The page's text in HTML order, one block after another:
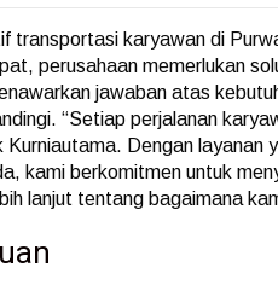
transportasi karyawan di
perusahaan memerlukan
jawaban atas
“Setiap perjalanan
Kurniautama. Dengan layanan
kami berkomitmen untuk
lanjut tentang bagaimana